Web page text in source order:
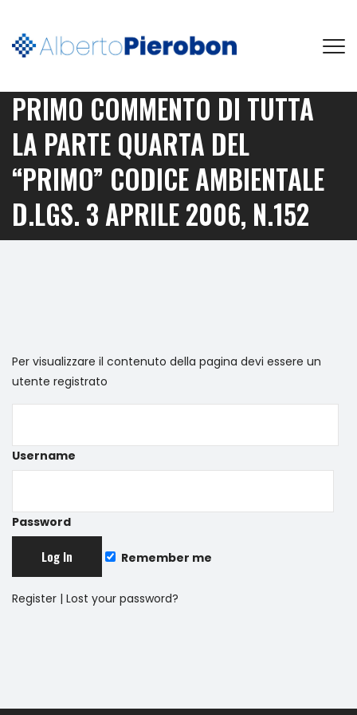
PRIMO COMMENTO DI TUTTA
LA PARTE QUARTA DEL
“PRIMO” CODICE AMBIENTALE
D.LGS. 3 APRILE 2006, N.152
Per visualizzare il contenuto della pagina devi essere un
utente registrato
Username
Password
Remember me
Register | Lost your password?